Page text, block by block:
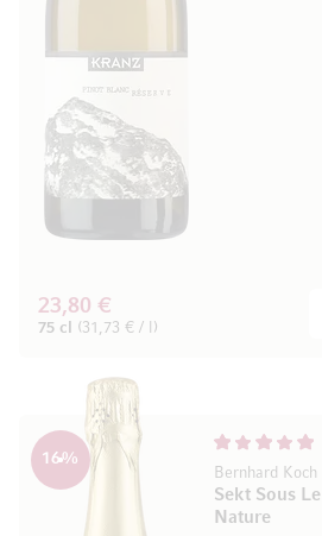
23,80 €
75 cl (31,73 € / l)
Bernhard Koch
Sekt Sous
Nature
16%